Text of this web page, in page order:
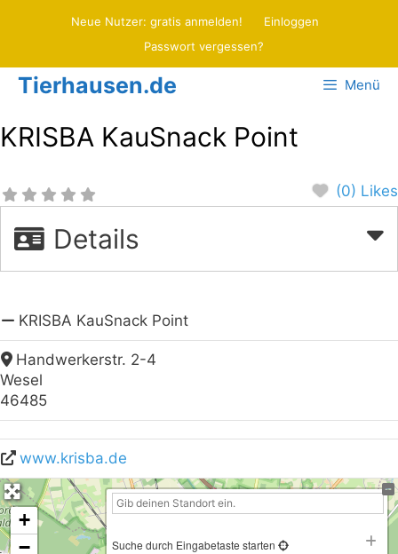
Neue Nutzer: gratis anmelden!
Einloggen
Passwort vergessen?
Tierhausen.de Menü
KRISBA KauSnack Point
(0) Likes
Details
KRISBA KauSnack Point
Handwerkerstr. 2-4
Wesel
46485
www.krisba.de
+
−
Suche durch Eingabetaste starten